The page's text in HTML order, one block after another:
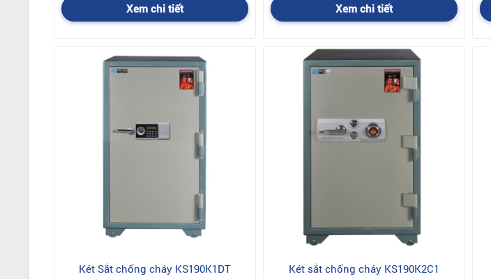
Xem chi tiết Xem chi tiết
Két Sắt chống cháy KS190K1DT Két sắt chống cháy KS190K2C1